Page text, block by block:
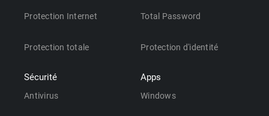
Protection Internet
Protection totale
Sécurité
Antivirus
Total Password
Protection d'identité
Apps
Windows